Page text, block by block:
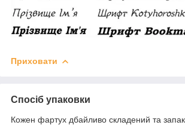
Приховати
Спосіб упаковки
Кожен фартух дбайливо складений та